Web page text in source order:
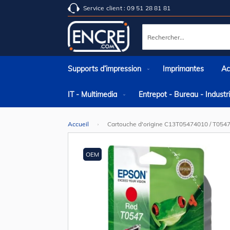
Service client : 09 51 28 81 81
Rechercher
Supports d’impression Imprimantes
IT - Multimedia Entrepot - Bureau -
Accueil
Cartouche d'origine C13T05474010 /
OEM